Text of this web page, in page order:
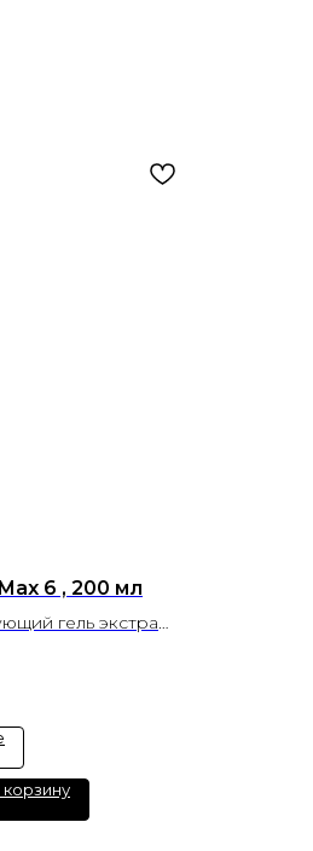
6 , 200 мл
гель экстра